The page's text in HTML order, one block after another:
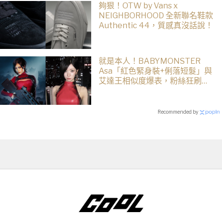
夠狠！OTW by Vans x
NEIGHBORHOOD 全新聯名鞋款
Authentic 44，質感真沒話說！
就是本人！BABYMONSTER
Asa「紅色緊身裝+俐落短髮」與
艾達王相似度爆表，粉絲狂刷
Recommended by